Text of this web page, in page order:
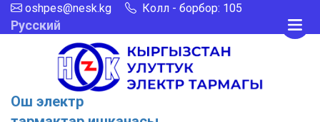
oshpes@nesk.kg Колл - борбор: 105
Русский
Ош электр